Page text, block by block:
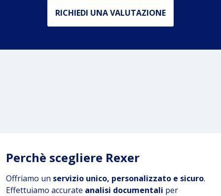
RICHIEDI UNA VALUTAZIONE
Perchè scegliere Rexer
Offriamo un servizio unico, personalizzato e sicuro.
Effettuiamo accurate analisi documentali per